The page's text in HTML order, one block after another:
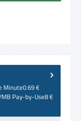
Minute0.69 €
Pay-by-Use8 €